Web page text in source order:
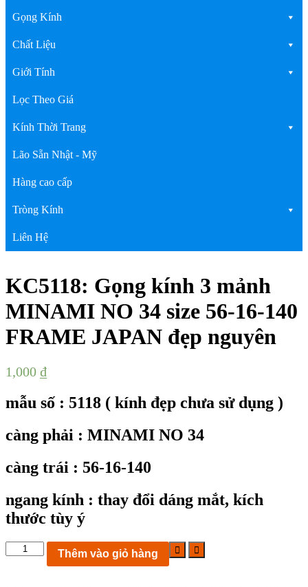
Gọng Kính
Chất Liệu
Giới Tính
Lọc Theo Giá
Kính Thời Trang
Lão Sẵn Nhật - Mỹ
Hàng cao cấp
Tròng Kính
Liên Hệ
KC5118: Gọng kính 3 mảnh
MINAMI NO 34 size 56-16-140
FRAME JAPAN đẹp nguyên
1,000 ₫
mẫu số : 5118 ( kính đẹp chưa sử dụng )
càng phải : MINAMI NO 34
càng trái : 56-16-140
ngang kính : thay đổi dáng mắt, kích
thước tùy ý
KC5118:
Gọng
Thêm vào giỏ hàng